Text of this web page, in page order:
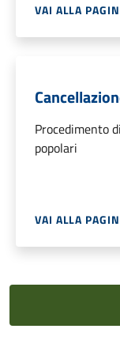
VAI ALLA
Procedimento
popolari
VAI ALLA